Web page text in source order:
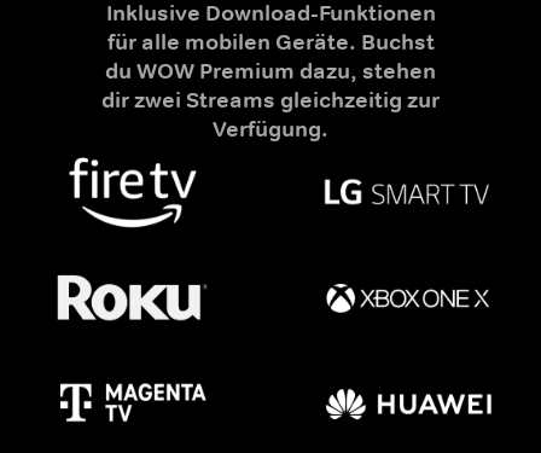
Inklusive Download-Funktionen
für alle mobilen Geräte. Buchst
du WOW Premium dazu, stehen
dir zwei Streams gleichzeitig zur
Verfügung.